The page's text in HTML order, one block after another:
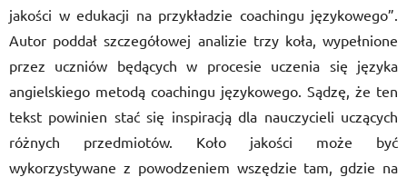
jakości w edukacji na przykładzie coachingu językowego”.
Autor poddał szczegółowej analizie trzy koła, wypełnione
przez uczniów będących w procesie uczenia się języka
angielskiego metodą coachingu językowego. Sądzę, że ten
tekst powinien stać się inspiracją dla nauczycieli uczących
różnych przedmiotów. Koło jakości może być
wykorzystywane z powodzeniem wszędzie tam, gdzie na